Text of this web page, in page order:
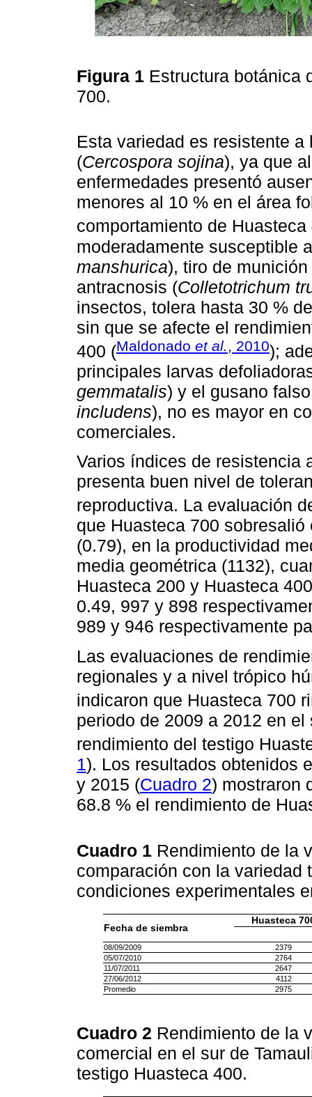
Figura 1 Estructura botánica
700.
Esta variedad es resistente a
(Cercospora sojina), ya que
enfermedades presentó
menores al 10 % en el área
comportamiento de Huasteca
moderadamente susceptible
manshurica), tiro de munición
antracnosis (Colletotrichum
insectos, tolera hasta 30 %
sin que se afecte el
400 (Maldonado et al. , 2010);
principales larvas
gemmatalis) y el gusano
includens), no es mayor en
comerciales.
Varios índices de resistencia
presenta buen nivel de
reproductiva. La evaluación
que Huasteca 700
(0.79), en la productividad
media geométrica (1132),
Huasteca 200 y Huasteca
0.49, 997 y 898
989 y 946 respectivamente
Las evaluaciones de
regionales y a nivel trópico
indicaron que Huasteca 700
periodo de 2009 a 2012 en
rendimiento del testigo
1). Los resultados obtenidos
y 2015 (Cuadro 2) mostraron
68.8 % el rendimiento de
Cuadro 1 Rendimiento de la
comparación con la variedad
condiciones experimentales
Fecha de siembra
Huasteca
08/09/2009
2379
05/07/2010
2764
11/07/2011
2647
27/06/2012
4112
Promedio
2975
Cuadro 2 Rendimiento de la
comercial en el sur de
testigo Huasteca 400.